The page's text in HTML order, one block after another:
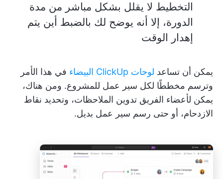
التخطيط لا يقلل بشكل مباشر من مدة
الدورة، إلا أنه يوضح لك بالضبط أين يتم
إهدار الوقت
يمكن أن تساعد لوحات ClickUp البيضاء
في هذا الأمر
وترسم مخططًا لكل سير عمل للمشروع. ومن هناك،
يمكن لأعضاء الفريق تدوين الملاحظات، وتحديد نقاط
الازدحام، أو حتى رسم سير عمل بديل.